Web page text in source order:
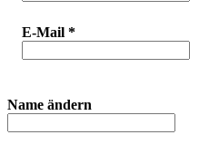
E-Mail *
Name ändern